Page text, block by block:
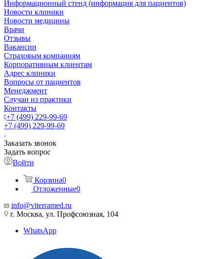
Информационный стенд (информация для пациентов)
Новости клиники
Новости медицины
Врачи
Отзывы
Вакансии
Страховым компаниям
Корпоративным клиентам
Адрес клиники
Вопросы от пациентов
Менеджмент
Случаи из практики
Контакты
+7 (499) 229-99-69
+7 (499) 229-99-69
Заказать звонок
Задать вопрос
Войти
Корзина0
Отложенные0
info@viterramed.ru
г. Москва, ул. Профсоюзная, 104
WhatsApp